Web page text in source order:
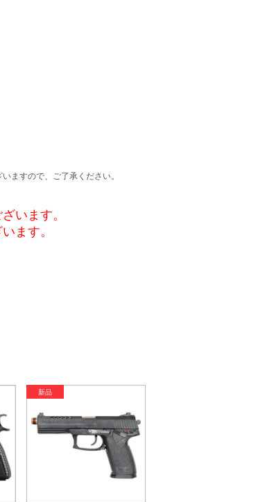
ますので、ご了承ください。
います。
ます。